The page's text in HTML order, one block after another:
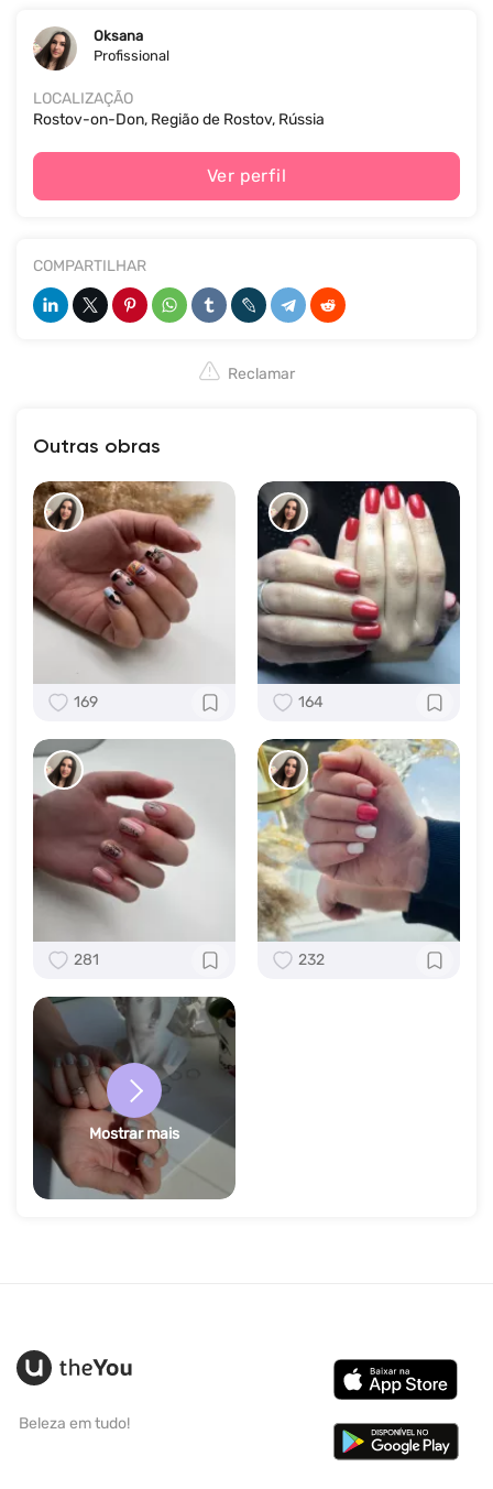
Oksana
Profissional
LOCALIZAÇÃO
Rostov-on-Don, Região de Rostov, Rússia
Ver perfil
COMPARTILHAR
Reclamar
Outras obras
169 164
281 232
Mostrar mais
Beleza em tudo!